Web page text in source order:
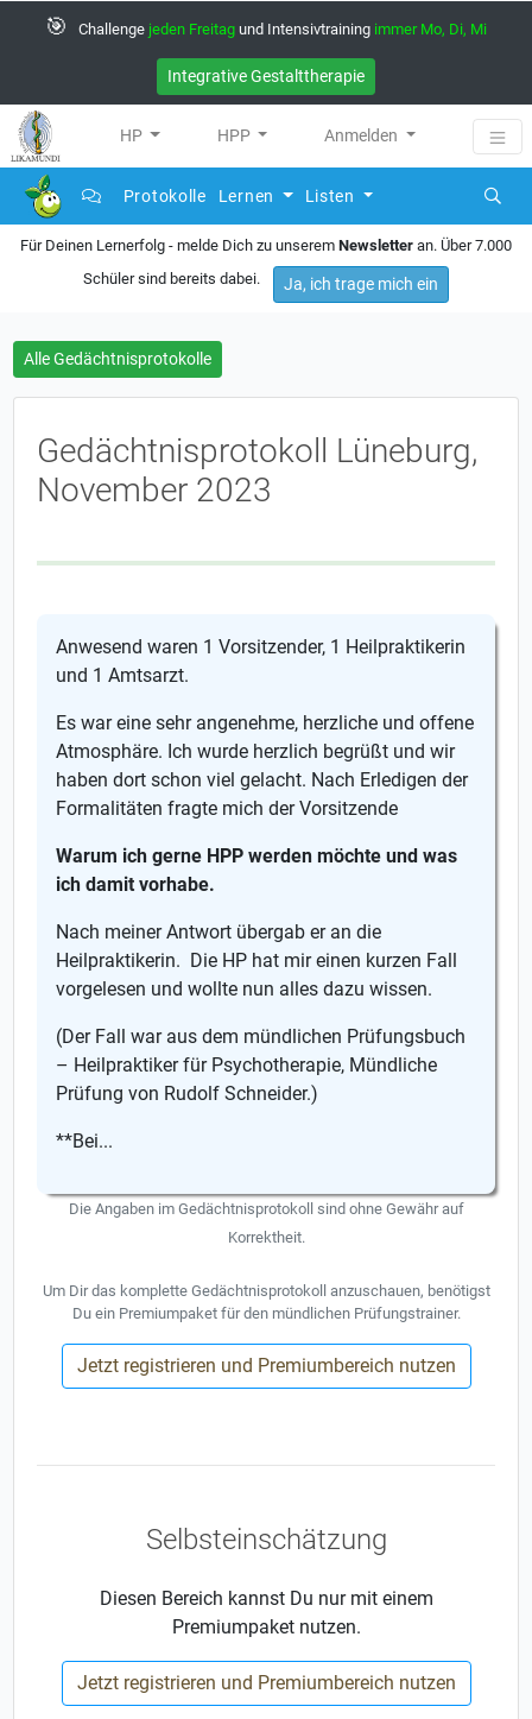
🎯 Challenge jeden Freitag und Intensivtraining immer Mo, Di, Mi
Integrative Gestalttherapie
HP HPP Anmelden
Protokolle Lernen Listen
Für Deinen Lernerfolg - melde Dich zu unserem Newsletter an. Über 7.000
Schüler sind bereits dabei.
Ja, ich trage mich ein
Alle Gedächtnisprotokolle
Gedächtnisprotokoll Lüneburg,
November 2023
Anwesend waren 1 Vorsitzender, 1 Heilpraktikerin
und 1 Amtsarzt.
Es war eine sehr angenehme, herzliche und offene
Atmosphäre. Ich wurde herzlich begrüßt und wir
haben dort schon viel gelacht. Nach Erledigen der
Formalitäten fragte mich der Vorsitzende
Warum ich gerne HPP werden möchte und was
ich damit vorhabe.
Nach meiner Antwort übergab er an die
Heilpraktikerin. Die HP hat mir einen kurzen Fall
vorgelesen und wollte nun alles dazu wissen.
(Der Fall war aus dem mündlichen Prüfungsbuch
– Heilpraktiker für Psychotherapie, Mündliche
Prüfung von Rudolf Schneider.)
**Bei...
Die Angaben im Gedächtnisprotokoll sind ohne Gewähr auf
Korrektheit.
Um Dir das komplette Gedächtnisprotokoll anzuschauen, benötigst
Du ein Premiumpaket für den mündlichen Prüfungstrainer.
Jetzt registrieren und Premiumbereich nutzen
Selbsteinschätzung
Diesen Bereich kannst Du nur mit einem
Premiumpaket nutzen.
Jetzt registrieren und Premiumbereich nutzen